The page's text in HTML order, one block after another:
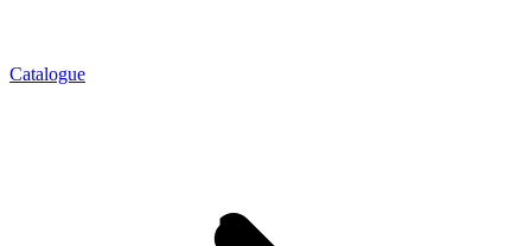
Catalogue